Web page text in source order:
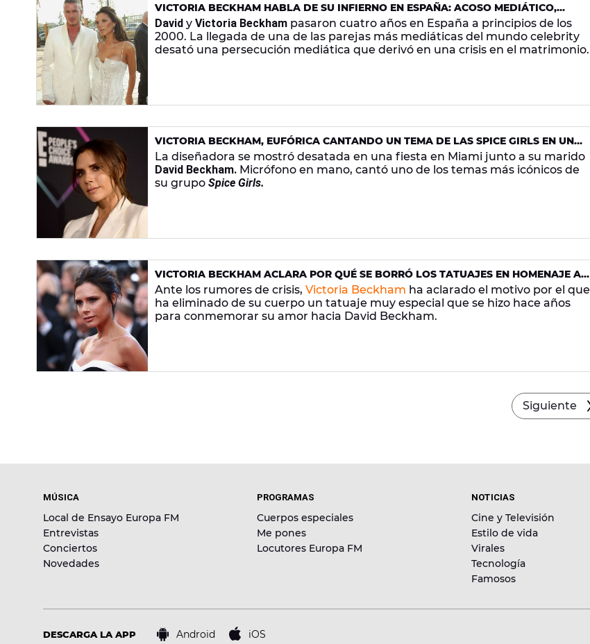
VICTORIA BECKHAM HABLA DE SU INFIERNO EN ESPAÑA: ACOSO MEDIÁTICO,
CRISIS CON DAVID Y UNA MENTIRA ICÓNICA
David y Victoria Beckham pasaron cuatro años en España a principios de los
2000. La llegada de una de las parejas más mediáticas del mundo celebrity
desató una persecución mediática que derivó en una crisis en el matrimonio.
VICTORIA BECKHAM, EUFÓRICA CANTANDO UN TEMA DE LAS SPICE GIRLS EN UN
KARAOKE CON DAVID BECKHAM
La diseñadora se mostró desatada en una fiesta en Miami junto a su marido
David Beckham. Micrófono en mano, cantó uno de los temas más icónicos de
su grupo Spice Girls.
VICTORIA BECKHAM ACLARA POR QUÉ SE BORRÓ LOS TATUAJES EN HOMENAJE A
DAVID BECKHAM
Ante los rumores de crisis, Victoria Beckham ha aclarado el motivo por el que
ha eliminado de su cuerpo un tatuaje muy especial que se hizo hace años
para conmemorar su amor hacia David Beckham.
Siguiente
MÚSICA
Local de Ensayo Europa FM
Entrevistas
Conciertos
Novedades
PROGRAMAS
Cuerpos especiales
Me pones
Locutores Europa FM
NOTICIAS
Cine y Televisión
Estilo de vida
Virales
Tecnología
Famosos
DESCARGA LA APP Android iOS